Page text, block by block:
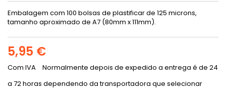
Embalagem com 100 bolsas de plastificar de 125 microns,
tamanho aproximado de A7 (80mm x 111mm).
5,95 €
Com IVA
Normalmente depois de expedido a entrega é de 24
a 72 horas dependendo da transportadora que selecionar